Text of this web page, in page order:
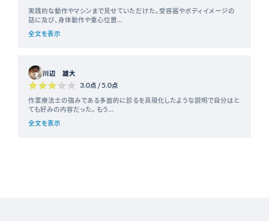
実践的な動作やマシンまで見せていただけた。受容器やボディイメージの
話に及び、身体動作や重心位置...
全文を表示
川辺 雄大
3.0点 /5.0点
作業療法士の強みである多面的に診るを具現化したような説明で自分はと
ても好みの内容だった。 もう...
全文を表示